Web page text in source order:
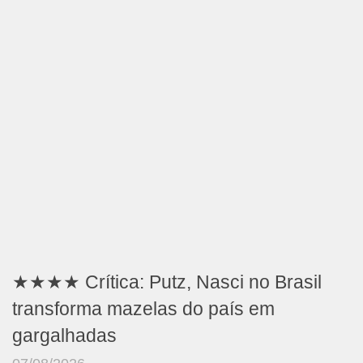
★★★★ Crítica: Putz, Nasci no Brasil
transforma mazelas do país em
gargalhadas